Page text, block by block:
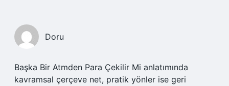
Doru
Başka Bir Atmden Para Çekilir Mi anlatımında
kavramsal çerçeve net, pratik yönler ise geri